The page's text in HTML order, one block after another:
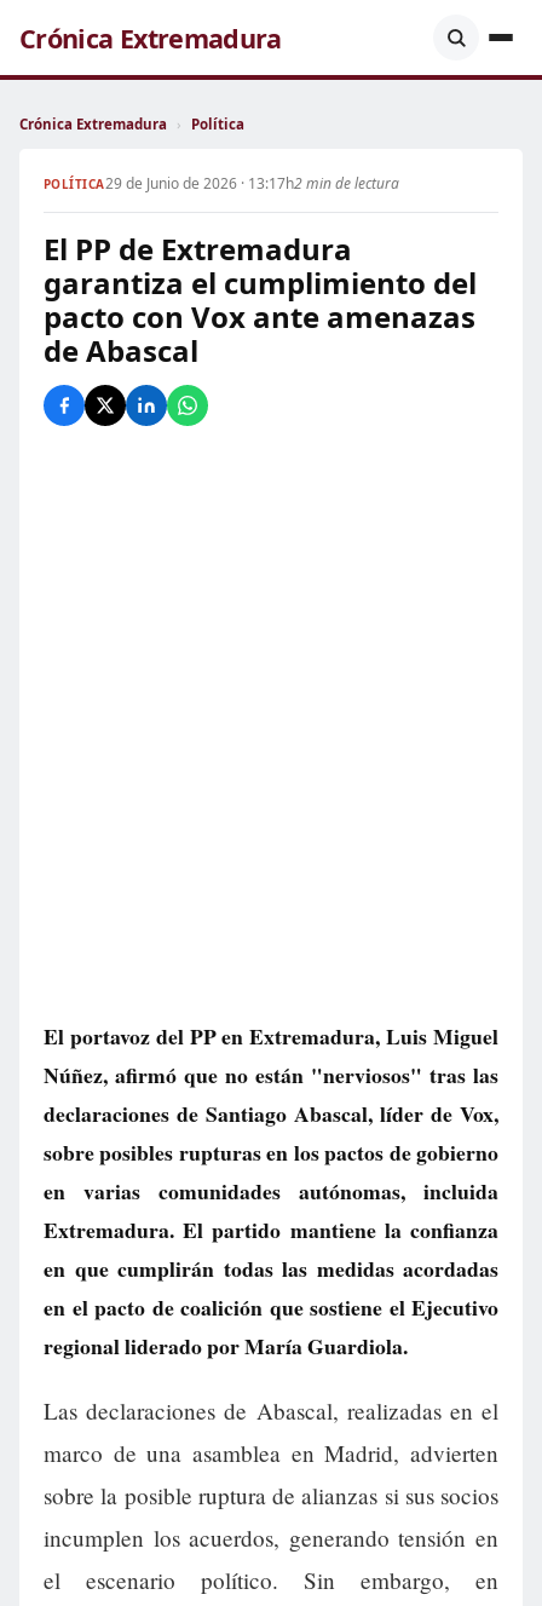
Crónica Extremadura
Crónica Extremadura › Política
POLÍTICA29 de Junio de 2026 · 13:17h2 min de lectura
El PP de Extremadura
garantiza el cumplimiento del
pacto con Vox ante amenazas
de Abascal
El portavoz del PP en Extremadura, Luis Miguel
Núñez, afirmó que no están "nerviosos" tras las
declaraciones de Santiago Abascal, líder de Vox,
sobre posibles rupturas en los pactos de gobierno
en varias comunidades autónomas, incluida
Extremadura. El partido mantiene la confianza
en que cumplirán todas las medidas acordadas
en el pacto de coalición que sostiene el Ejecutivo
regional liderado por María Guardiola.
Las declaraciones de Abascal, realizadas en el
marco de una asamblea en Madrid, advierten
sobre la posible ruptura de alianzas si sus socios
incumplen los acuerdos, generando tensión en
el escenario político. Sin embargo, en